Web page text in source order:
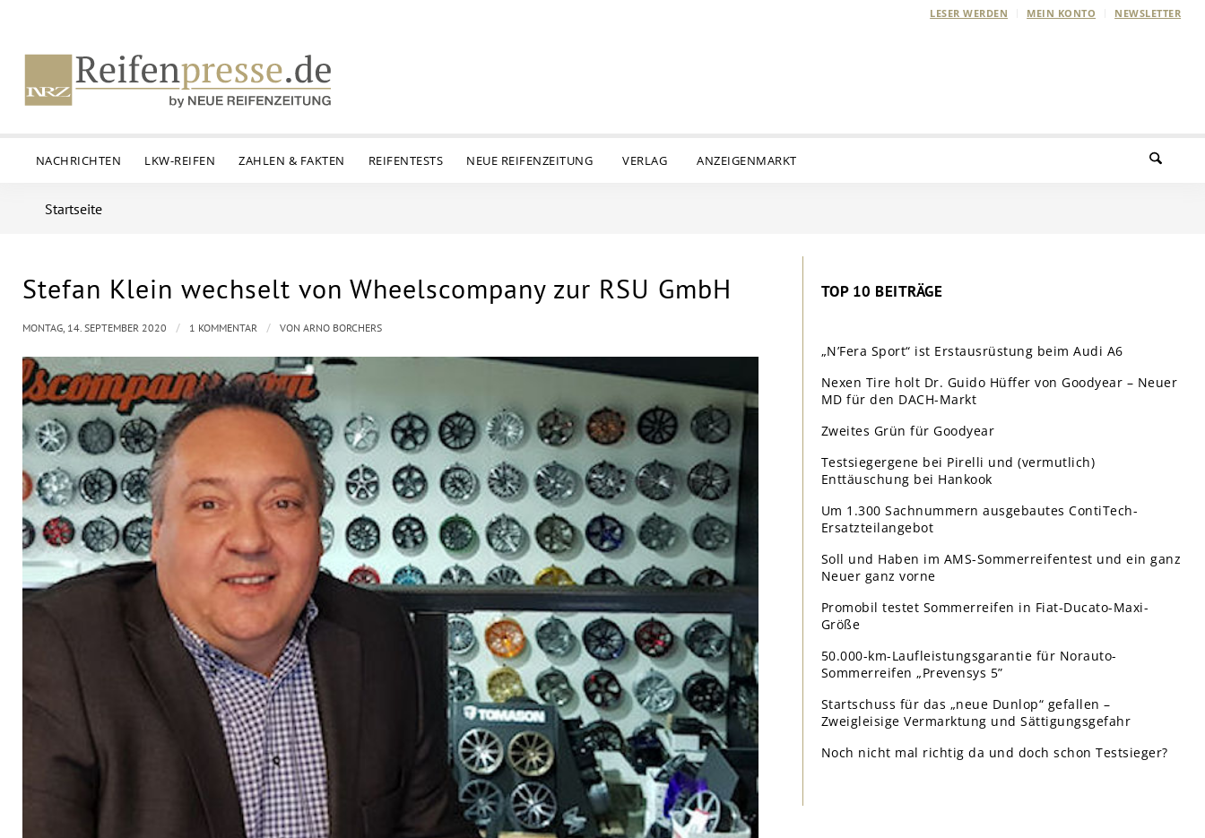
LESER WERDEN MEIN KONTO NEWSLETTER
NACHRICHTEN LKW-REIFEN ZAHLEN & FAKTEN REIFENTESTS NEUE REIFENZEITUNG VERLAG ANZEIGENMARKT
Startseite
Stefan Klein wechselt von Wheelscompany zur RSU GmbH
MONTAG, 14. SEPTEMBER 2020 / 1 KOMMENTAR / VON ARNO BORCHERS
sagt: TOP 10 BEITRÄGE
„N’Fera Sport“ ist Erstausrüstung beim Audi A6
Nexen Tire holt Dr. Guido Hüffer von Goodyear – Neuer
MD für den DACH-Markt
Zweites Grün für Goodyear
Testsiegergene bei Pirelli und (vermutlich)
Enttäuschung bei Hankook
Um 1.300 Sachnummern ausgebautes ContiTech-
Ersatzteilangebot
Soll und Haben im AMS-Sommerreifentest und ein ganz
Neuer ganz vorne
Promobil testet Sommerreifen in Fiat-Ducato-Maxi-
Größe
50.000-km-Laufleistungsgarantie für Norauto-
Sommerreifen „Prevensys 5”
Startschuss für das „neue Dunlop“ gefallen –
Zweigleisige Vermarktung und Sättigungsgefahr
Noch nicht mal richtig da und doch schon Testsieger?